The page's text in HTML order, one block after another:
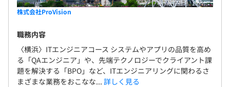
株式会社ProVision
職務内容
〈横浜〉ITエンジニアコース システムやアプリの品質を高め
る「QAエンジニア」や、先端テクノロジーでクライアント課
題を解決する「BPO」など、ITエンジニアリングに関わるさ
まざまな業務をおこなな... 詳しく見る